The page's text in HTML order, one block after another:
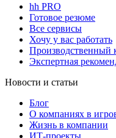
hh PRO
Готовое резюме
Все сервисы
Хочу у вас работать
Производственный
Экспертная
Новости и статьи
Блог
О компаниях в
Жизнь в компании
ИТ-проекты